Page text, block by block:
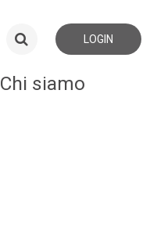
LOGIN
Chi siamo